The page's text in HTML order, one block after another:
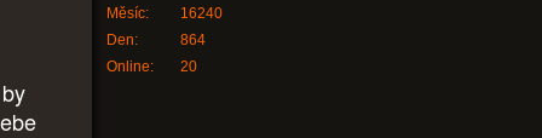
Online: 20
Měsíc:
16240
Den:
864